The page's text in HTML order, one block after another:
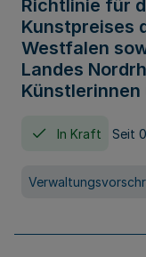
Richtlinie für
Kunstpreises
Westfalen
Landes
Künstlerinnen
In Kraft Seit